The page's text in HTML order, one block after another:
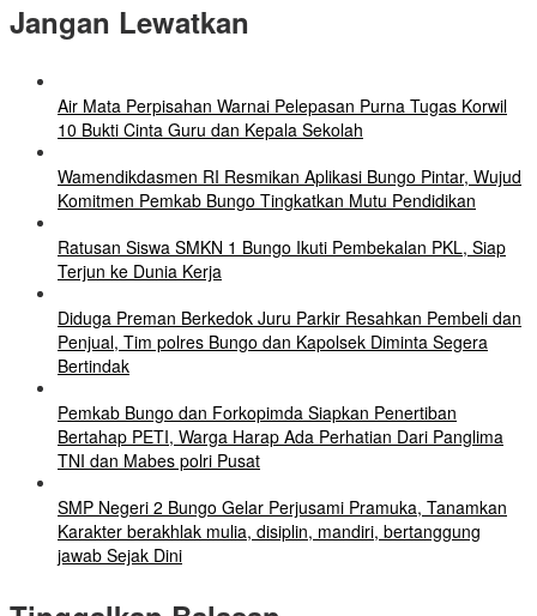
Jangan Lewatkan
Air Mata Perpisahan Warnai Pelepasan Purna Tugas Korwil
10 Bukti Cinta Guru dan Kepala Sekolah
Wamendikdasmen RI Resmikan Aplikasi Bungo Pintar, Wujud
Komitmen Pemkab Bungo Tingkatkan Mutu Pendidikan
Ratusan Siswa SMKN 1 Bungo Ikuti Pembekalan PKL, Siap
Terjun ke Dunia Kerja
Diduga Preman Berkedok Juru Parkir Resahkan Pembeli dan
Penjual, Tim polres Bungo dan Kapolsek Diminta Segera
Bertindak
Pemkab Bungo dan Forkopimda Siapkan Penertiban
Bertahap PETI, Warga Harap Ada Perhatian Dari Panglima
TNI dan Mabes polri Pusat
SMP Negeri 2 Bungo Gelar Perjusami Pramuka, Tanamkan
Karakter berakhlak mulia, disiplin, mandiri, bertanggung
jawab Sejak Dini